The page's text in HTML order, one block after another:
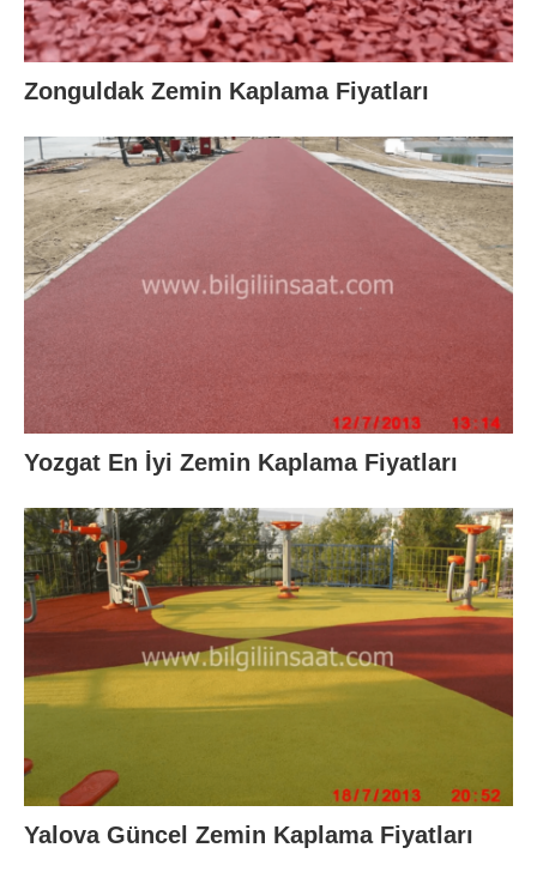
Zonguldak Zemin Kaplama Fiyatları
Yozgat En İyi Zemin Kaplama Fiyatları
Yalova Güncel Zemin Kaplama Fiyatları